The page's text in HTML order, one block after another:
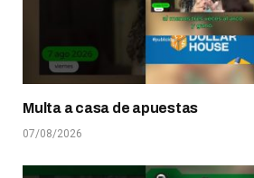
Multa a casa de apuestas
07/08/2026